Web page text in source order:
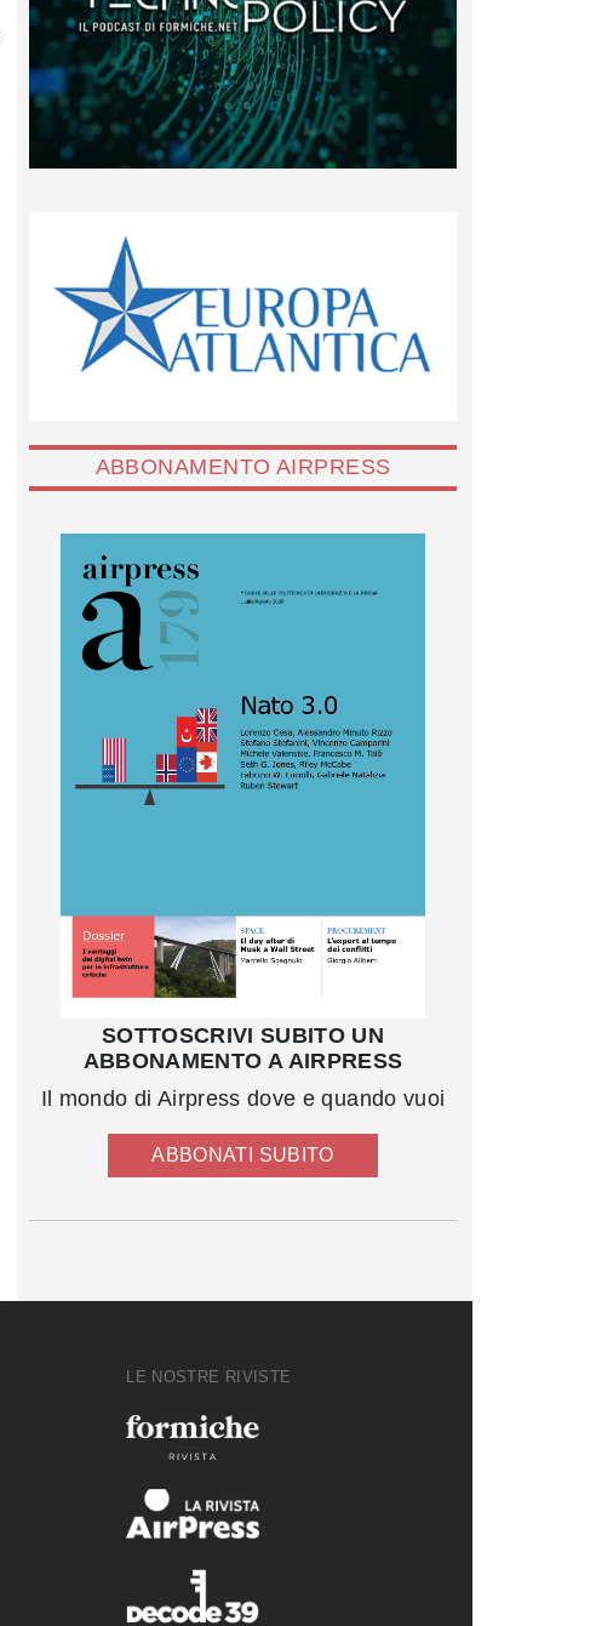
ABBONAMENTO AIRPRESS
SOTTOSCRIVI SUBITO UN
ABBONAMENTO A AIRPRESS
Il mondo di Airpress dove e quando vuoi
ABBONATI SUBITO
LE NOSTRE RIVISTE